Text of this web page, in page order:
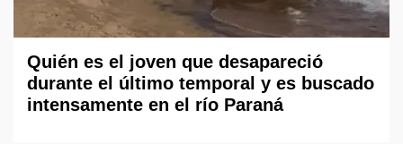
Quién es el joven que desapareció
durante el último temporal y es buscado
intensamente en el río Paraná